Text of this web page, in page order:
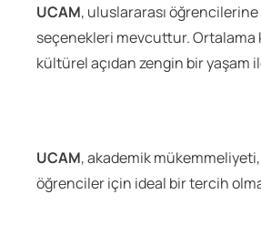
UCAM, uluslararası
seçenekleri mevcuttur. Ortalama
kültürel açıdan zengin bir yaşam
UCAM, akademik
öğrenciler için ideal bir tercih